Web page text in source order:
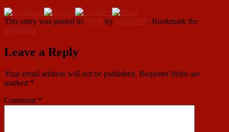
This entry was posted in ত্রিপুরা by santanu99. Bookmark the
permalink.
Leave a Reply
Your email address will not be published. Required fields are
marked *
Comment *